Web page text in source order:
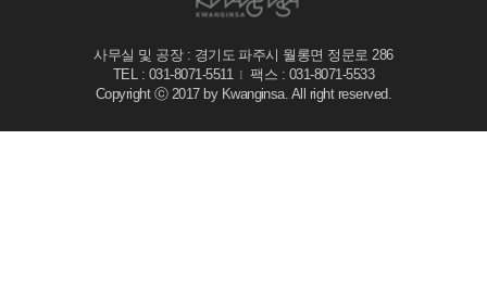
사무실 및 공장 : 경기도 파주시 월롱면 정문로 286
TEL : 031-8071-5511
I
팩스 : 031-8071-5533
Copyright ⓒ 2017 by Kwanginsa. All right reserved.